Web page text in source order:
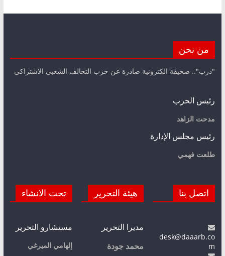
من نحن
"درب".. صحيفة الكترونية صادرة عن حزب التحالف الشعبي الاشتراكي
رئيس الحزب
مدحت الزاهد
رئيس مجلس الإدارة
طلعت فهمي
اتصل بنا
desk@daaarb.co
m
هيئة التحرير
مديرا التحرير
محمد جودة
تحت الانشاء
مستشارو التحرير
إلهامي الميرغي